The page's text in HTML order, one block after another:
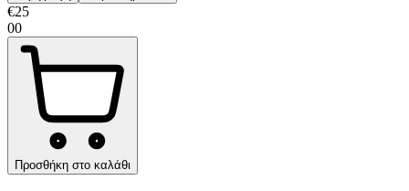
€25
00
Προσθήκη στο καλάθι